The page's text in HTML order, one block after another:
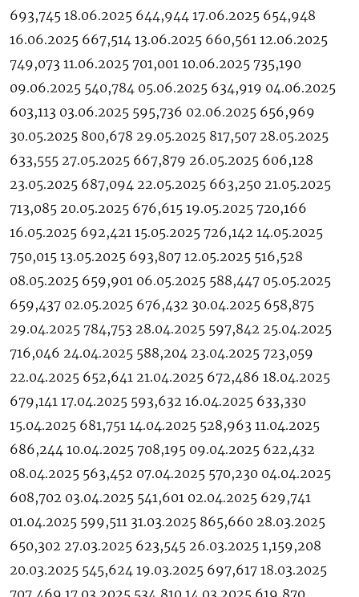
693,745 18.06.2025 644,944 17.06.2025 654,948
16.06.2025 667,514 13.06.2025 660,561 12.06.2025
749,073 11.06.2025 701,001 10.06.2025 735,190
09.06.2025 540,784 05.06.2025 634,919 04.06.2025
603,113 03.06.2025 595,736 02.06.2025 656,969
30.05.2025 800,678 29.05.2025 817,507 28.05.2025
633,555 27.05.2025 667,879 26.05.2025 606,128
23.05.2025 687,094 22.05.2025 663,250 21.05.2025
713,085 20.05.2025 676,615 19.05.2025 720,166
16.05.2025 692,421 15.05.2025 726,142 14.05.2025
750,015 13.05.2025 693,807 12.05.2025 516,528
08.05.2025 659,901 06.05.2025 588,447 05.05.2025
659,437 02.05.2025 676,432 30.04.2025 658,875
29.04.2025 784,753 28.04.2025 597,842 25.04.2025
716,046 24.04.2025 588,204 23.04.2025 723,059
22.04.2025 652,641 21.04.2025 672,486 18.04.2025
679,141 17.04.2025 593,632 16.04.2025 633,330
15.04.2025 681,751 14.04.2025 528,963 11.04.2025
686,244 10.04.2025 708,195 09.04.2025 622,432
08.04.2025 563,452 07.04.2025 570,230 04.04.2025
608,702 03.04.2025 541,601 02.04.2025 629,741
01.04.2025 599,511 31.03.2025 865,660 28.03.2025
650,302 27.03.2025 623,545 26.03.2025 1,159,208
20.03.2025 545,624 19.03.2025 697,617 18.03.2025
707,469 17.03.2025 534,810 14.03.2025 619,870